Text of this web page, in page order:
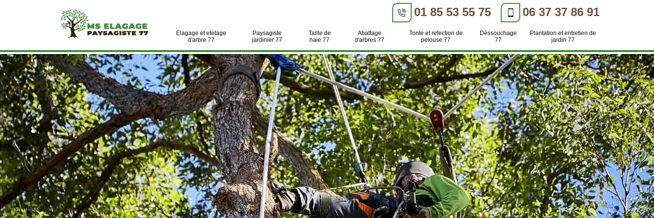
01 85 53 55 75 06 37 37 86 91
Elagage et etetage
d'arbre 77
Paysagiste
jardinier 77
Taille de
haie 77
Abattage
d'arbres 77
Tonte et refection de
pelouse 77
Déssouchage
77
Plantation et entretien de
jardin 77